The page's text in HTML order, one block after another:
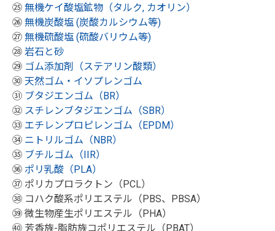
㉕ 無機ケイ酸塩鉱物（タルク, カオリン）
㉖ 無機炭酸塩 (炭酸カルシウム等)
㉗ 無機硫酸塩 (硫酸バリウム等)
㉘ 岩石と砂
㉙ ゴム添加剤（ステアリン酸類）
㉚ 天然ゴム・イソプレンゴム
㉛ ブタジエンゴム（BR）
㉜ スチレンブタジエンゴム（SBR）
㉝ エチレンプロピレンゴム（EPDM）
㉞ ニトリルゴム（NBR）
㉟ ブチルゴム（IIR）
㊱ ポリ乳酸（PLA）
㊲ ポリカプロラクトン（PCL）
㊳ コハク酸系ポリエステル（PBS、PBSA）
㊴ 微生物産生ポリエステル（PHA）
㊵ 芳香族-脂肪族コポリエステル（PBAT）